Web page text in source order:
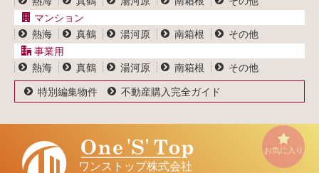
マンション
熱海
真鶴 湯河原 南箱根
その他
事業用
熱海
真鶴 湯河原 南箱根 その他
特別編集物件 不動産購入完全ガイド
お気に入り
ワンストップ株式会社